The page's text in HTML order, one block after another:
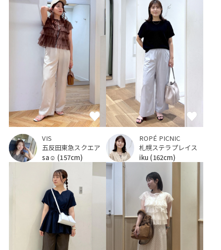
VIS
五反田東急スクエア
sa☺︎ (157cm)
ROPÉ PICNIC
札幌ステラプレイス
iku (162cm)